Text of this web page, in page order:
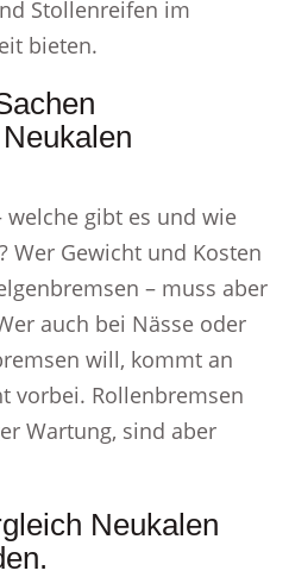
Stollenreifen im
bieten.
welche gibt es und wie
Wer Gewicht und Kosten
– muss aber
auch bei Nässe oder
will, kommt an
vorbei. Rollenbremsen
Wartung, sind aber
Neukalen